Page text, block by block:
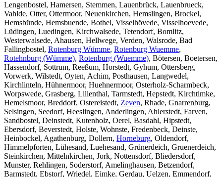
Lengenbostel, Hamersen, Stemmen, Lauenbrück, Lauenbrueck,
Vahlde, Otter, Ottermoor, Neuenkirchen, Hemslingen, Brockel,
Hemsbünde, Hemsbuende, Bothel, Visselhövede, Visselhoevede,
Lüdingen, Luedingen, Kirchwalsede, Tetendorf, Bomlitz,
Westerwalsede, Ahausen, Hellwege, Verden, Walsrode, Bad
Fallingbostel, Rotenburg Wümme, Rotenburg Wuemme,
Rotehnburg (Wümme), Rotenburg (Wuemme), Bötersen, Boetersen,
Hassendorf, Sottrum, Reeßum, Horstedt, Gyhum, Ottersberg,
Vorwerk, Wilstedt, Oyten, Achim, Posthausen, Langwedel,
Kirchlinteln, Hühnermoor, Huehnermoor, Osterholz-Scharmbeck,
Worpswede, Grasberg, Lilienthal, Tarmstedt, Hepstedt, Kirchtimke,
Hemelsmoor, Breddorf, Ostereistedt, Zeven, Rhade, Gnarrenburg,
Selsingen, Seedorf, Heeslingen, Anderlingen, Ahlerstedt, Farven,
Sandbostel, Deinstedt, Kutenholz, Oerel, Basdahl, Hipstedt,
Ebersdorf, Beverstedt, Holste, Wohnste, Fredenbeck, Deinste,
Heinbockel, Agathenburg, Dollern, Horneburg, Oldendorf,
Himmelpforten, Lühesand, Luehesand, Grünerdeich, Gruenerdeich,
Steinkirchen, Mittelnkirchen, Jork, Nottensdorf, Bliedersdorf,
Munster, Rehlingen, Soderstorf, Amelinghausen, Betzendorf,
Barmstedt, Ebstorf, Wriedel, Eimke, Gerdau, Uelzen, Emmendorf,